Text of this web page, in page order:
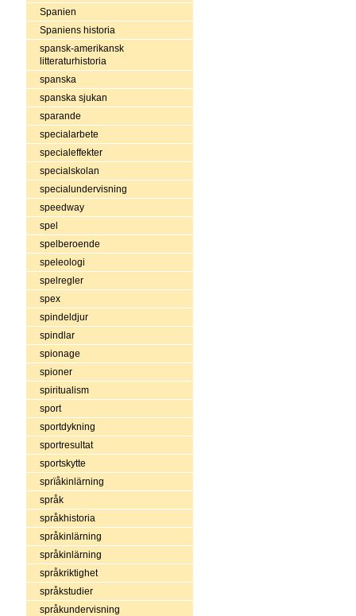
Spanien
Spaniens historia
spansk-amerikansk
litteraturhistoria
spanska
spanska sjukan
sparande
specialarbete
specialeffekter
specialskolan
specialundervisning
speedway
spel
spelberoende
speleologi
spelregler
spex
spindeldjur
spindlar
spionage
spioner
spiritualism
sport
sportdykning
sportresultat
sportskytte
sprïåkinlärning
språk
språkhistoria
språkinlärning
språkinlärning
språkriktighet
språkstudier
språkundervisning